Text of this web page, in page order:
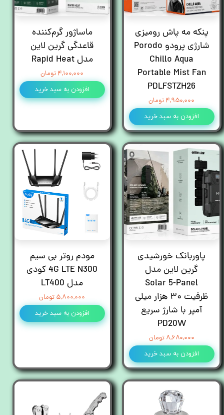
پنکه مه پاش رومیزی
شارژی پرودو Porodo
Chillo Aqua
Portable Mist Fan
PDLFSTZH26
۴,۹۵۰,۰۰۰ تومان
افزودن به سبد خرید
ماساژور گرم‌کننده
قاعدگی گرین لاین
مدل Rapid Heat
۴,۱۰۰,۰۰۰ تومان
افزودن به سبد خرید
پاوربانک خورشیدی
گرین لاین مدل
Solar 5-Panel
ظرفیت ۳۰ هزار میلی
آمپر با شارژ سریع
PD20W
۸,۶۸۰,۰۰۰ تومان
افزودن به سبد خرید
مودم روتر بی سیم
4G LTE N300 کودی
مدل LT400
۵,۸۰۰,۰۰۰ تومان
افزودن به سبد خرید